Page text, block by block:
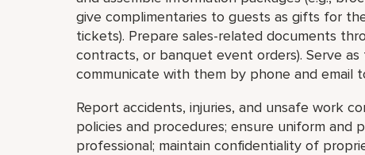
give complimentaries to guests as gifts for
tickets). Prepare sales-related documents
contracts, or banquet event orders). Serve
communicate with them by phone and email
Report accidents, injuries, and unsafe work
policies and procedures; ensure uniform and
professional; maintain confidentiality of